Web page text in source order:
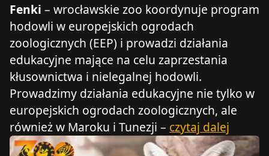
Fenki – wrocławskie zoo koordynuje program
hodowli w europejskich ogrodach
zoologicznych (EEP) i prowadzi działania
edukacyjne mające na celu zaprzestania
kłusownictwa i nielegalnej hodowli.
Prowadzimy działania edukacyjne nie tylko w
europejskich ogrodach zoologicznych, ale
również w Maroku i Tunezji – czytaj dalej